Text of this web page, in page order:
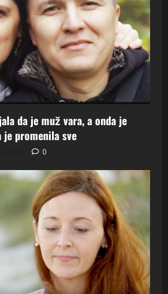
da je muž vara, a onda je
promenila sve
0